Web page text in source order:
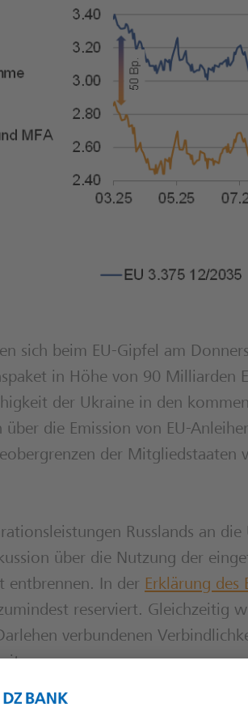
sich beim EU-Gipfel am
in Höhe von 90 Milliarden
der Ukraine in den
die Emission von EU-
der Mitgliedstaaten
Russlands an
über die Nutzung der
entbrennen. In der Erklärung des
reserviert. Gleichzeitig
verbundenen